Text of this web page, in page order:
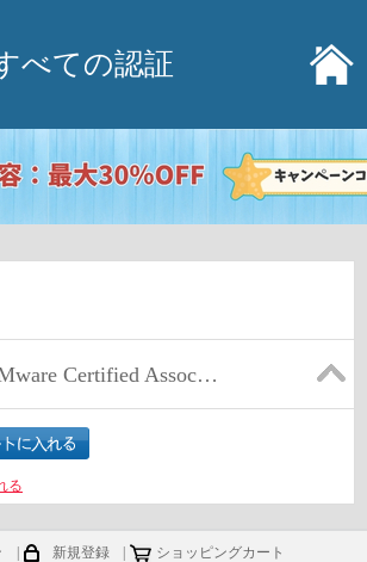
べての認証
Certified Associate - Network Virtualization
る
新規登録 ショッピングカート